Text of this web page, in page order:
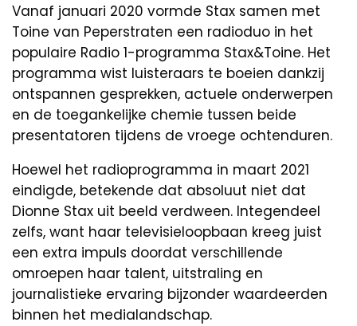
Vanaf januari 2020 vormde Stax samen met
Toine van Peperstraten een radioduo in het
populaire Radio 1-programma Stax&Toine. Het
programma wist luisteraars te boeien dankzij
ontspannen gesprekken, actuele onderwerpen
en de toegankelijke chemie tussen beide
presentatoren tijdens de vroege ochtenduren.
Hoewel het radioprogramma in maart 2021
eindigde, betekende dat absoluut niet dat
Dionne Stax uit beeld verdween. Integendeel
zelfs, want haar televisieloopbaan kreeg juist
een extra impuls doordat verschillende
omroepen haar talent, uitstraling en
journalistieke ervaring bijzonder waardeerden
binnen het medialandschap.